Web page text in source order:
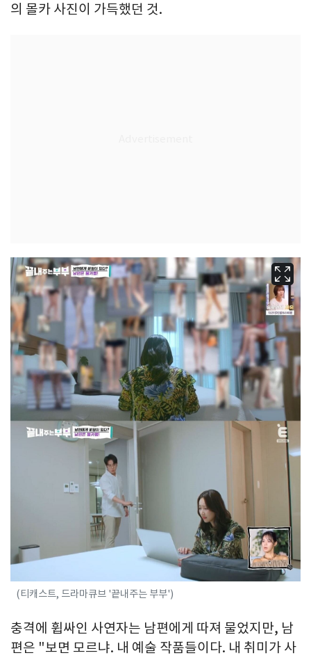
의 몰카 사진이 가득했던 것.
(티캐스트, 드라마큐브 '끝내주는 부부')
충격에 휩싸인 사연자는 남편에게 따져 물었지만, 남
편은 "보면 모르냐. 내 예술 작품들이다. 내 취미가 사